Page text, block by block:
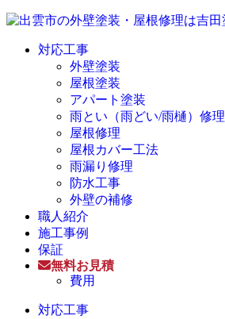
対応工事
外壁塗装
屋根塗装
アパート塗装
雨とい（雨どい/雨樋）修理
屋根修理
屋根カバー工法
雨漏り修理
防水工事
外壁の補修
職人紹介
施工事例
保証
無料お見積
費用
対応工事